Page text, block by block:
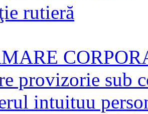
rutieră
provizorie sub
intuituu